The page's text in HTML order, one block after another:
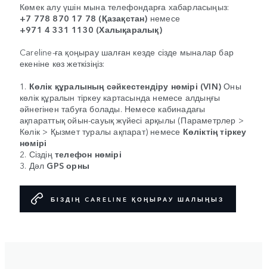
Көмек алу үшін мына телефондарға хабарласыңыз:
+7 778 870 17 78 (Қазақстан) немесе
+971 4 331 1130 (Халықаралық)
Careline-ға қоңырау шалған кезде сізде мыналар бар
екеніне көз жеткізіңіз:
1. Көлік құралының сәйкестендіру нөмірі (VIN) Оны
көлік құралын тіркеу картасында немесе алдыңғы
әйнегінен табуға болады. Немесе кабинадағы
ақпараттық ойын-сауық жүйесі арқылы (Параметрлер >
Көлік > Қызмет туралы ақпарат) немесе Көліктің тіркеу
нөмірі
2. Сіздіңтелефон нөмірі
3. Дәл GPS орны
БІЗДІҢ CARELINE ҚОҢЫРАУ ШАЛЫҢЫЗ